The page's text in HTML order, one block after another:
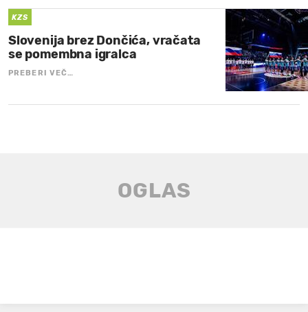
KZS
Slovenija brez Dončića, vračata
se pomembna igralca
PREBERI VEČ…